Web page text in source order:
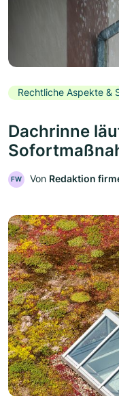
Rechtliche Aspekte &
Dachrinne
FW Von Redaktion